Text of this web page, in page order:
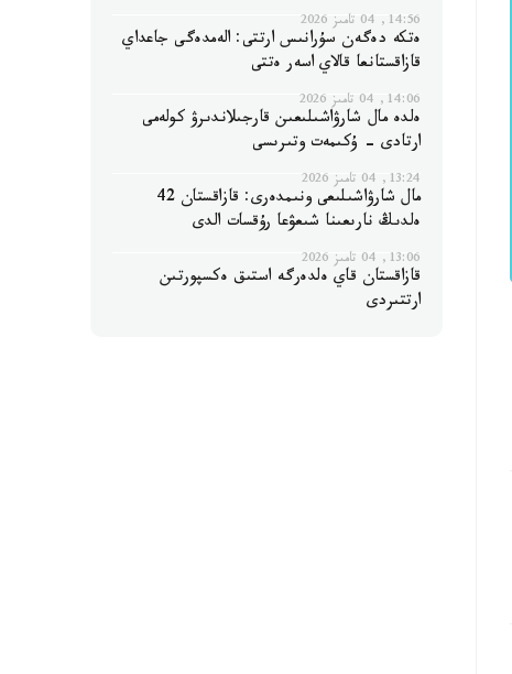
14:56, 04 تامىز 2026
ەتكە دەگەن سۇرانىس ارتتى: الەمدەگى جاعداي
قازاقستانعا قالاي اسەر ەتتى
14:06, 04 تامىز 2026
ەلدە مال شارۋاشىلىعىن قارجىلاندىرۋ كولەمى
ارتادى - ۇكىمەت وتىرىسى
13:24, 04 تامىز 2026
مال شارۋاشىلىعى ونىمدەرى: قازاقستان 42
ەلدىڭ نارىعىنا شىعۋعا رۇقسات الدى
13:06, 04 تامىز 2026
قازاقستان قاي ەلدەرگە استىق ەكسپورتىن
ارتتىردى